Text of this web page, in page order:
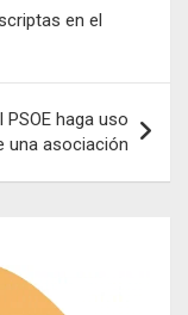
en el
haga uso
una asociación